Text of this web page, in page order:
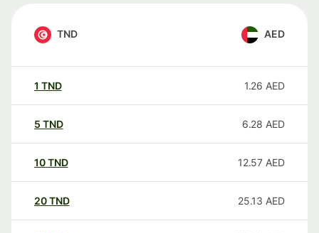
TND AED
1 TND 1.26 AED
5 TND 6.28 AED
10TND 12.57 AED
20TND 25.13 AED